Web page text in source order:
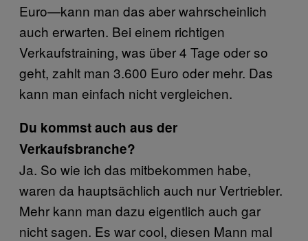
Euro—kann man das aber wahrscheinlich
auch erwarten. Bei einem richtigen
Verkaufstraining, was über 4 Tage oder so
geht, zahlt man 3.600 Euro oder mehr. Das
kann man einfach nicht vergleichen.
Du kommst auch aus der
Verkaufsbranche?
Ja. So wie ich das mitbekommen habe,
waren da hauptsächlich auch nur Vertriebler.
Mehr kann man dazu eigentlich auch gar
nicht sagen. Es war cool, diesen Mann mal